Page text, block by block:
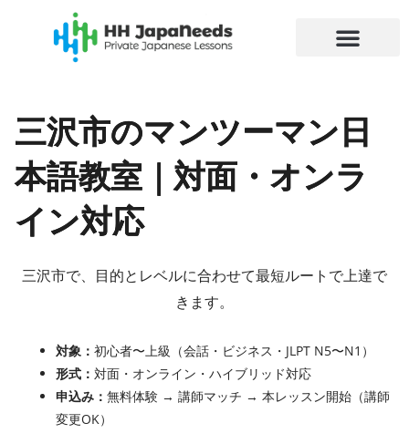
三沢市のマンツーマン日
本語教室｜対面・オンラ
イン対応
三沢市で、目的とレベルに合わせて最短ルートで上達で
きます。
対象：初心者〜上級（会話・ビジネス・JLPT N5〜N1）
形式：対面・オンライン・ハイブリッド対応
申込み：無料体験 → 講師マッチ → 本レッスン開始（講師
変更OK）